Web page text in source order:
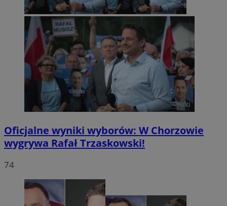
Oficjalne wyniki wyborów: W Chorzowie
wygrywa Rafał Trzaskowski!
74